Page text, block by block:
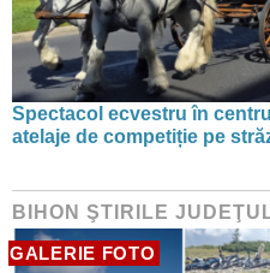
Spectacol ecvestru în
atelaje de competiție pe
BIHON ŞTIRILE
GALERIE FOTO